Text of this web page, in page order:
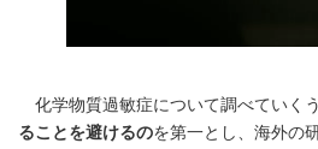
化学物質過敏症について調べていくう
ることを避けるのを第一とし、海外の